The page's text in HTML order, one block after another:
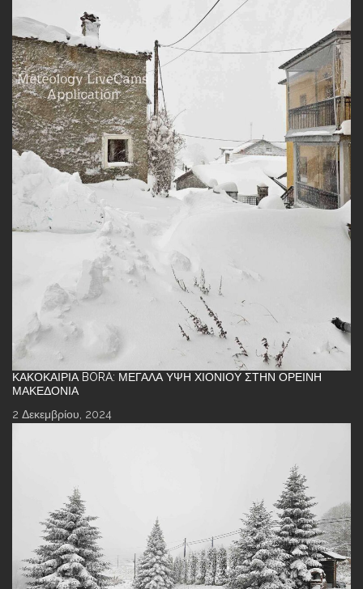
ΚΑΚΟΚΑΙΡΊΑ BORA: ΜΕΓΆΛΑ ΎΨΗ ΧΙΟΝΙΟΎ ΣΤΗΝ ΟΡΕΙΝΉ
ΜΑΚΕΔΟΝΊΑ
2 Δεκεμβρίου, 2024